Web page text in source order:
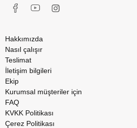
Hakkımızda
Nasıl çalışır
Teslimat
İletişim bilgileri
Ekip
Kurumsal müşteriler için
FAQ
KVKK Politikası
Çerez Politikası